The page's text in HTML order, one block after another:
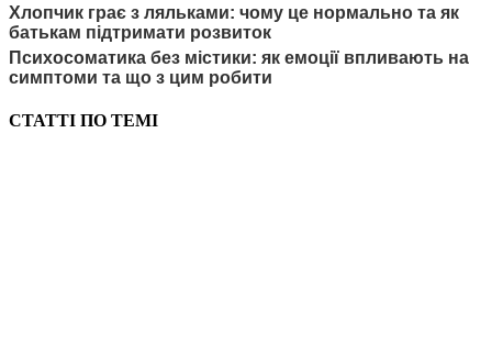
Хлопчик грає з ляльками: чому це нормально та як
батькам підтримати розвиток
Психосоматика без містики: як емоції впливають на
симптоми та що з цим робити
СТАТТІ ПО ТЕМІ